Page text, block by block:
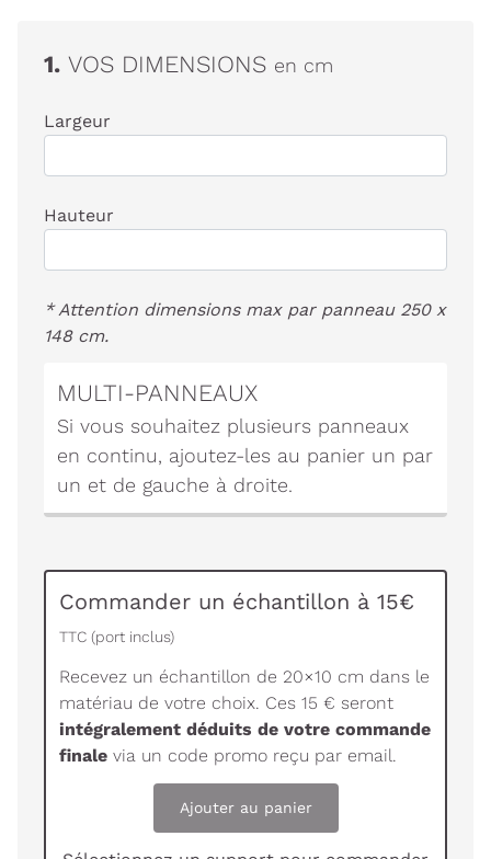
1. VOS DIMENSIONS en cm
Largeur
Hauteur
* Attention dimensions max par panneau 250 x
148 cm.
MULTI-PANNEAUX
Si vous souhaitez plusieurs panneaux
en continu, ajoutez-les au panier un par
un et de gauche à droite.
Commander un échantillon à 15€
TTC (port inclus)
Recevez un échantillon de 20×10 cm dans le
matériau de votre choix. Ces 15 € seront
intégralement déduits de votre commande
finale via un code promo reçu par email.
Ajouter au panier